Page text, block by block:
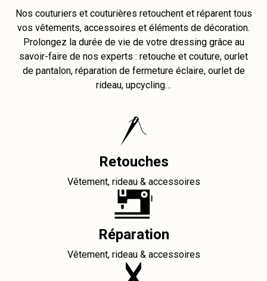
Nos couturiers et couturières retouchent et réparent tous
vos vêtements, accessoires et éléments de décoration.
Prolongez la durée de vie de votre dressing grâce au
savoir-faire de nos experts : retouche et couture, ourlet
de pantalon, réparation de fermeture éclaire, ourlet de
rideau, upcycling…
Retouches
Vêtement, rideau & accessoires
Réparation
Vêtement, rideau & accessoires